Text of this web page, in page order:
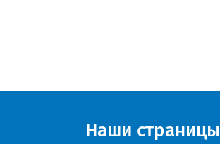
Наши страницы